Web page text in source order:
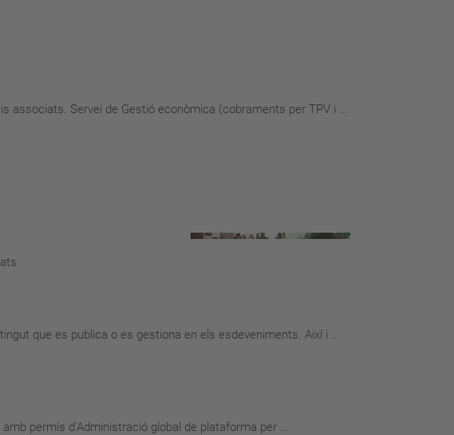
associats. Servei de Gestió econòmica (cobraments per TPV i ...
que es publica o es gestiona en els esdeveniments. Així i ...
permís d'Administració global de plataforma per ...